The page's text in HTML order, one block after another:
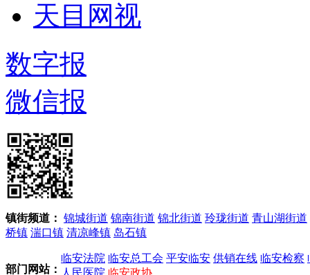
天目网视
数字报
微信报
镇街频道： 锦城街道 锦南街道 锦北街道 玲珑街道 青山湖街道
桥镇 湍口镇 清凉峰镇 岛石镇
部门网站：
临安法院 临安总工会 平安临安 供销在线 临安检察
人民医院 临安政协